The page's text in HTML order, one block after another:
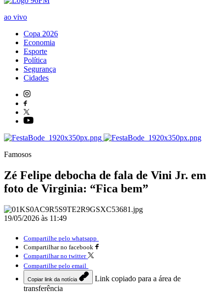
ao vivo
Copa 2026
Economia
Esporte
Política
Segurança
Cidades
Famosos
Zé Felipe debocha de fala de Vini Jr. em
foto de Virginia: “Fica bem”
19/05/2026 às 11:49
Compartilhe pelo whatsapp
Compartilhar no facebook
Compartilhar no twitter
Compartilhe pelo email
Copiar link da notícia
Link copiado para a área de
transferência